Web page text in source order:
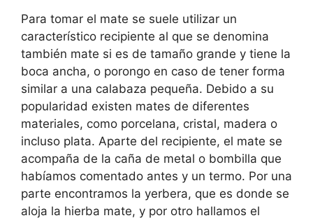
Para tomar el mate se suele utilizar un
característico recipiente al que se denomina
también mate si es de tamaño grande y tiene la
boca ancha, o porongo en caso de tener forma
similar a una calabaza pequeña. Debido a su
popularidad existen mates de diferentes
materiales, como porcelana, cristal, madera o
incluso plata. Aparte del recipiente, el mate se
acompaña de la caña de metal o bombilla que
habíamos comentado antes y un termo. Por una
parte encontramos la yerbera, que es donde se
aloja la hierba mate, y por otro hallamos el